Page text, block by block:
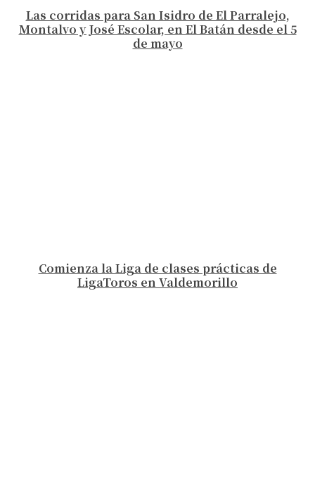
Las corridas para San Isidro de El Parralejo,
Montalvo y José Escolar, en El Batán desde el 5
de mayo
Comienza la Liga de clases prácticas de
LigaToros en Valdemorillo